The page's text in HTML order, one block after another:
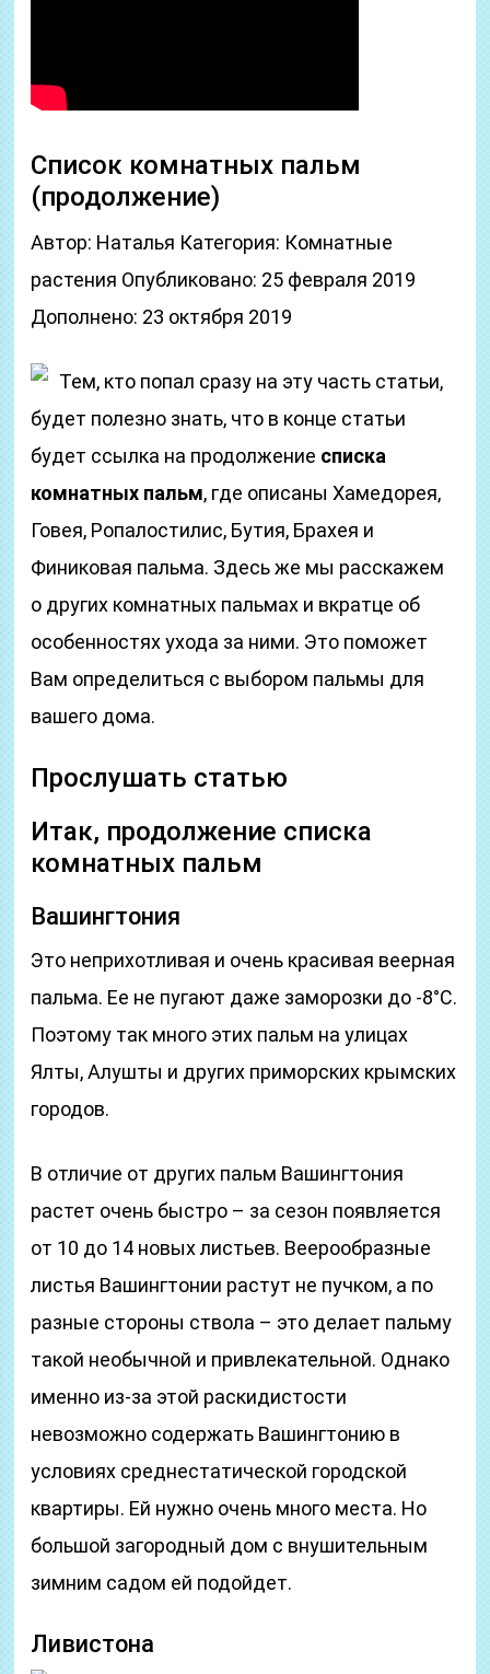
Список комнатных пальм
(продолжение)
Автор: Наталья Категория: Комнатные
растения Опубликовано: 25 февраля 2019
Дополнено: 23 октября 2019
Тем, кто попал сразу на эту часть статьи,
будет полезно знать, что в конце статьи
будет ссылка на продолжение списка
комнатных пальм, где описаны Хамедорея,
Говея, Ропалостилис, Бутия, Брахея и
Финиковая пальма. Здесь же мы расскажем
о других комнатных пальмах и вкратце об
особенностях ухода за ними. Это поможет
Вам определиться с выбором пальмы для
вашего дома.
Прослушать статью
Итак, продолжение списка
комнатных пальм
Вашингтония
Это неприхотливая и очень красивая веерная
пальма. Ее не пугают даже заморозки до -8°C.
Поэтому так много этих пальм на улицах
Ялты, Алушты и других приморских крымских
городов.
В отличие от других пальм Вашингтония
растет очень быстро – за сезон появляется
от 10 до 14 новых листьев. Веерообразные
листья Вашингтонии растут не пучком, а по
разные стороны ствола – это делает пальму
такой необычной и привлекательной. Однако
именно из-за этой раскидистости
невозможно содержать Вашингтонию в
условиях среднестатической городской
квартиры. Ей нужно очень много места. Но
большой загородный дом с внушительным
зимним садом ей подойдет.
Ливистона